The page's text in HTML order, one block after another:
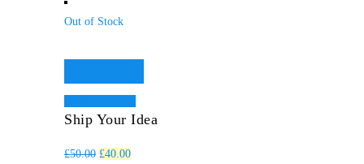
Out of Stock
Ship Your Idea
£50.00 £40.00